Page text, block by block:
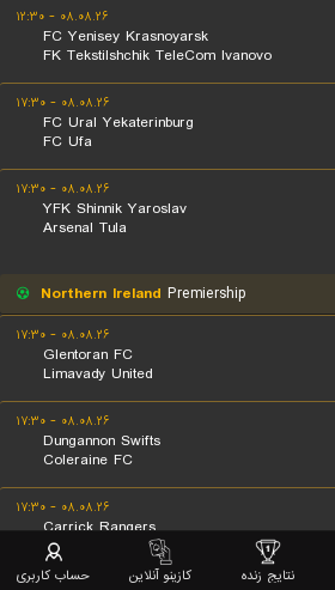
۰۸.۰۸.۲۶ - ۱۲:۳۰
FC Yenisey Krasnoyarsk
FK Tekstilshchik TeleCom Ivanovo
۰۸.۰۸.۲۶ - ۱۷:۳۰
FC Ural Yekaterinburg
FC Ufa
۰۸.۰۸.۲۶ - ۱۷:۳۰
YFK Shinnik Yaroslav
Arsenal Tula
Northern Ireland Premiership
۰۸.۰۸.۲۶ - ۱۷:۳۰
Glentoran FC
Limavady United
۰۸.۰۸.۲۶ - ۱۷:۳۰
Dungannon Swifts
Coleraine FC
۰۸.۰۸.۲۶ - ۱۷:۳۰
Carrick Rangers
Portadown FC
نتایج زنده کازینو آنلاین حساب کاربری